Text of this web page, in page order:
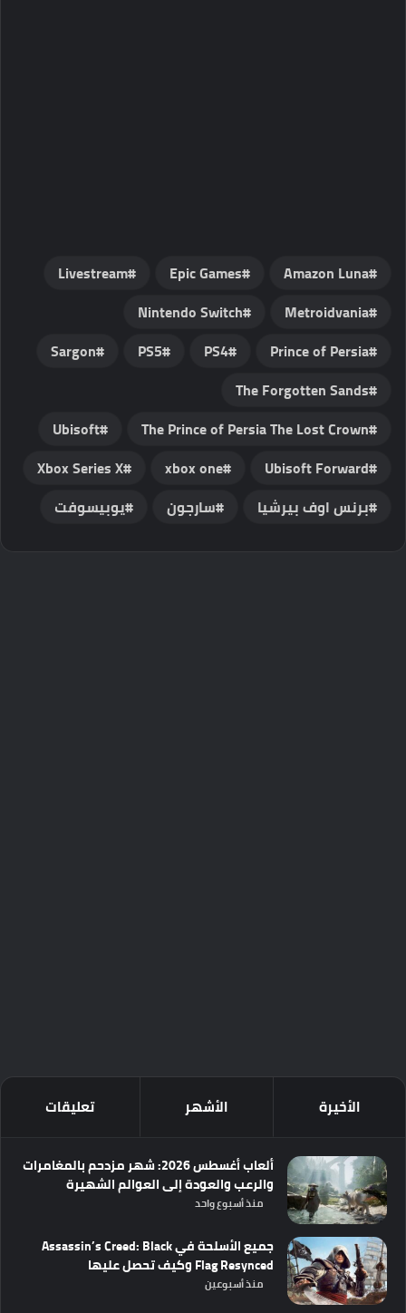
Amazon Luna
Livestream
Metroidvania
Nintendo Switch
Prince of Persia
PS4
PS5
Sargon
The Forgotten Sands
The Prince of Persia The Lost Crown
Ubisoft
Ubisoft Forward
xbox one
Xbox Series X
برنس اوف بيرشيا
سارجون يوبيسوفت
الأخيرة الأشهر تعليقات
ألعاب أغسطس 2026: شهر مزدحم بالمغامرات
والرعب والعودة إلى العوالم الشهيرة
منذ أسبوع واحد
جميع الأسلحة في Assassin’s Creed: Black
Flag Resynced وكيف تحصل عليها
منذ أسبوعين